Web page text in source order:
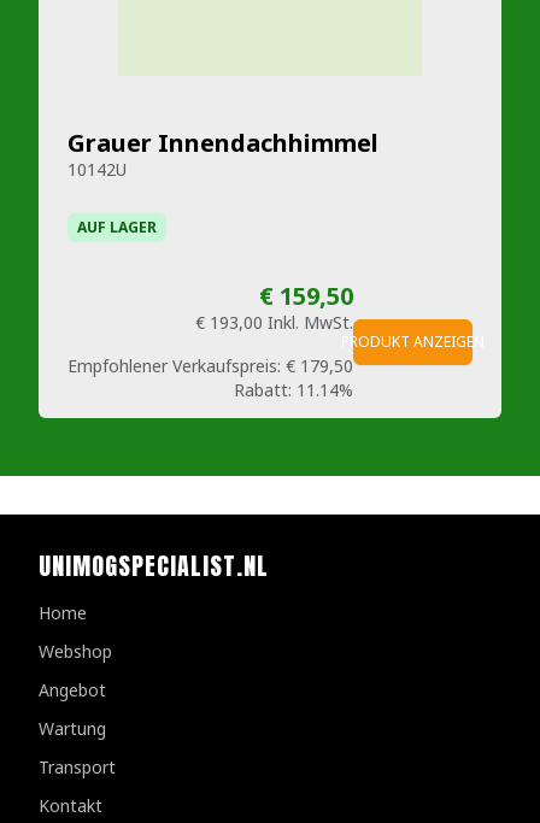
Grauer Innendachhimmel
10142U
AUF LAGER
€ 159,50
€ 193,00 Inkl. MwSt.
Empfohlener Verkaufspreis: € 179,50
Rabatt: 11.14%
PRODUKT ANZEIGEN
UNIMOGSPECIALIST.NL
Home
Webshop
Angebot
Wartung
Transport
Kontakt